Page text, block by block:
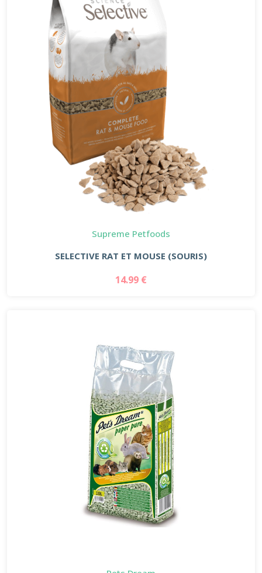
Supreme Petfoods
SELECTIVE RAT ET MOUSE (SOURIS)
14.99 €